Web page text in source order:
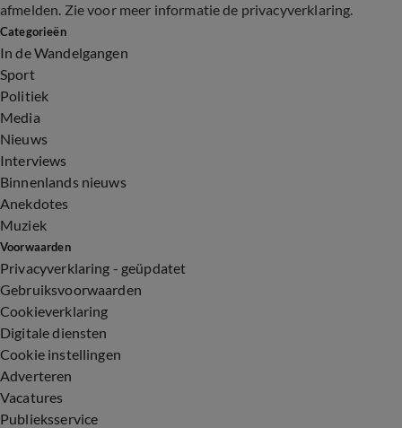
afmelden. Zie voor meer informatie de privacyverklaring.
Categorieën
In de Wandelgangen
Sport
Politiek
Media
Nieuws
Interviews
Binnenlands nieuws
Anekdotes
Muziek
Voorwaarden
Privacyverklaring - geüpdatet
Gebruiksvoorwaarden
Cookieverklaring
Digitale diensten
Cookie instellingen
Adverteren
Vacatures
Publieksservice